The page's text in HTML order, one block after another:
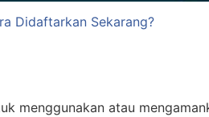
Didaftarkan Sekarang?
menggunakan atau